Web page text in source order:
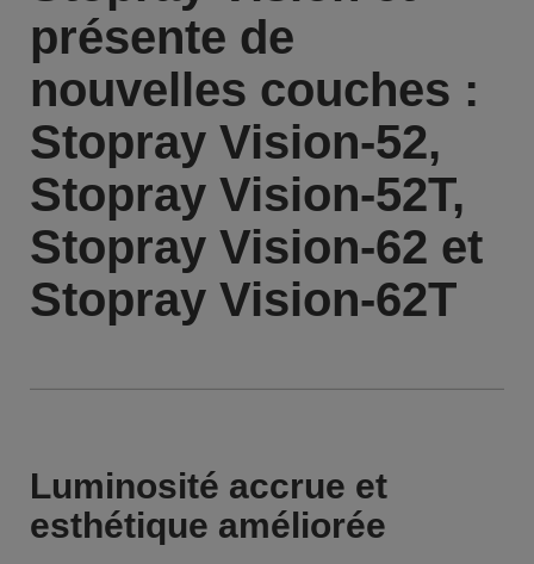
présente de
nouvelles couches :
Stopray Vision-52,
Stopray Vision-52T,
Stopray Vision-62 et
Stopray Vision-62T
Luminosité accrue et
esthétique améliorée